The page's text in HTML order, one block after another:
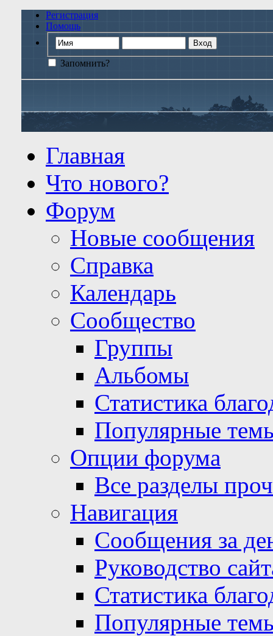
Регистрация
Помощь
Запомнить?
Главная
Что нового?
Форум
Новые сообщения
Справка
Календарь
Сообщество
Группы
Альбомы
Статистика
Популярные
Опции форума
Все разделы
Навигация
Сообщения за
Руководство
Статистика
Популярные